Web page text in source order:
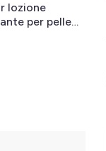
lozione
per pelle
acneica 200